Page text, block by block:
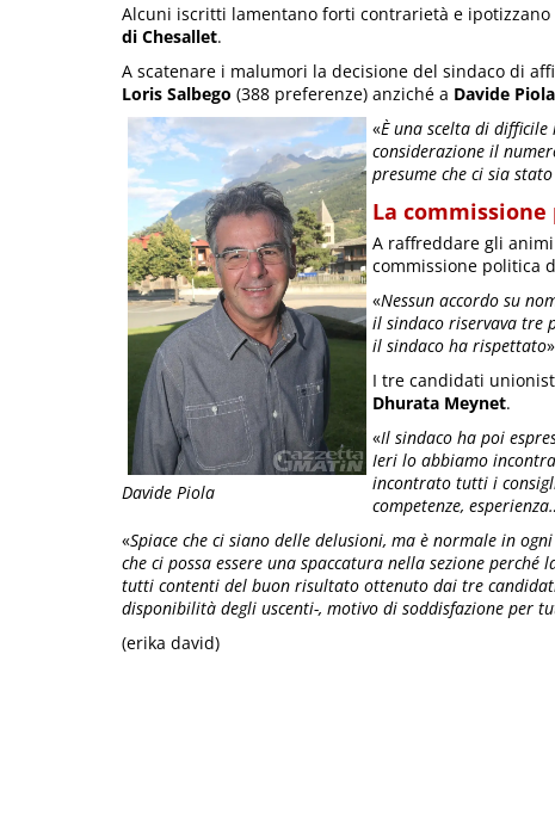
Alcuni iscritti lamentano forti contrarietà e ipotizzano
di Chesallet.
A scatenare i malumori la decisione del sindaco di
Loris Salbego (388 preferenze) anziché a Davide Piola
Davide Piola
«È una scelta di
considerazione il
presume che ci sia
La
A raffreddare gli
commissione politica
«Nessun accordo su
il sindaco riservava tre
il sindaco ha rispettato
I tre candidati
Dhurata Meynet.
«Il sindaco ha poi
Ieri lo abbiamo
incontrato tutti i
competenze,
«Spiace che ci siano delle delusioni, ma è normale in
che ci possa essere una spaccatura nella sezione
tutti contenti del buon risultato ottenuto dai tre
disponibilità degli uscenti-, motivo di soddisfazione per
(erika david)